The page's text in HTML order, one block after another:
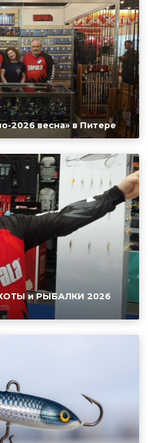
2026 весна» в Питере
и РЫБАЛКИ 2026